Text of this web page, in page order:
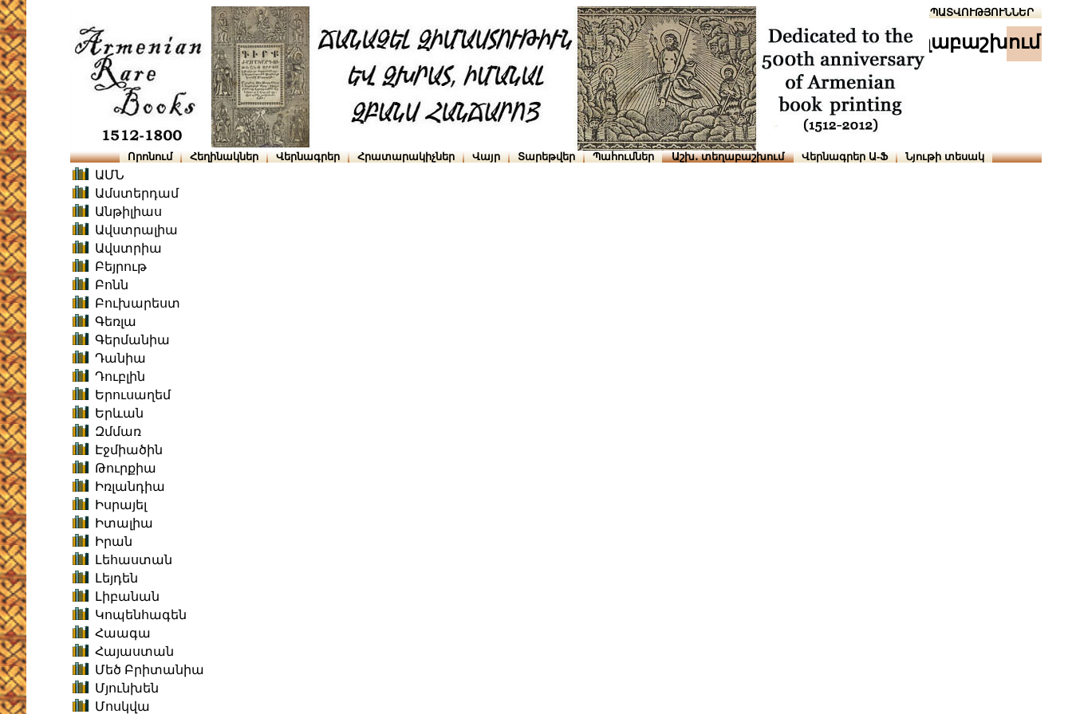
ՆԱԽԱՊԱՏՎՈՒԹՅՈՒՆՆԵՐ
աշխ․ տեղաբաշխում
Որոնում Հեղինակներ Վերնագրեր Հրատարակիչներ Վայր Տարեթվեր Պահումներ Աշխ․ տեղաբաշխում Վերնագրեր Ա-Ֆ Նյութի տեսակ
ԱՄՆ
Ամստերդամ
Անթիլիաս
Ավստրալիա
Ավստրիա
Բեյրութ
Բոնն
Բուխարեստ
Գեռլա
Գերմանիա
Դանիա
Դուբլին
Երուսաղեմ
Երևան
Զմմառ
Էջմիածին
Թուրքիա
Իռլանդիա
Իսրայել
Իտալիա
Իրան
Լեհաստան
Լեյդեն
Լիբանան
Կոպենհագեն
Հաագա
Հայաստան
Մեծ Բրիտանիա
Մյունխեն
Մոսկվա